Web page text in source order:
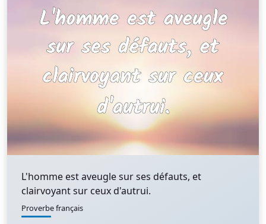
L'homme est aveugle sur ses défauts, et
clairvoyant sur ceux d'autrui.
Proverbe français